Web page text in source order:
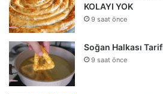
KOLAYI YOK
9 saat önce
Soğan Halkası
9 saat önce